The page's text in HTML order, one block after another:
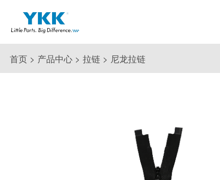
首页 > 产品中心 > 拉链 > 尼龙拉链